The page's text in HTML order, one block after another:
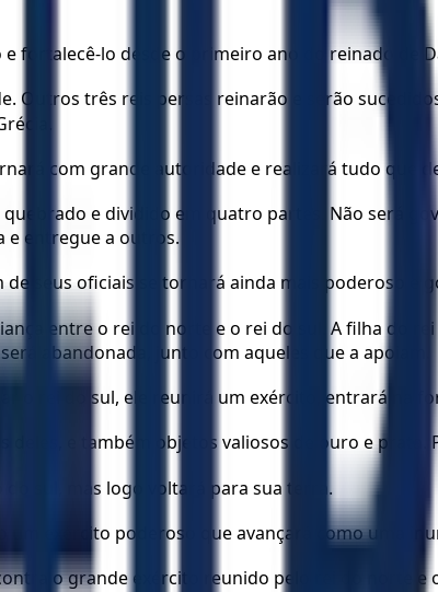
fortalecê-lo desde o primeiro ano do reinado de
Outros três reis persas reinarão e serão
com grande autoridade e realizará tudo que
quebrado e dividido em quatro partes. Não será
e entregue a outros.
de seus oficiais se tornará ainda mais poderoso e
entre o rei do norte e o rei do sul. A filha do
abandonada, junto com aqueles que a apoiam.
o rei do sul, ele reunirá um exército, entrará na
deles, e também objetos valiosos de ouro e
do sul, mas logo voltará para sua terra.
um exército poderoso que avançará como uma
o grande exército reunido pelo rei do norte e